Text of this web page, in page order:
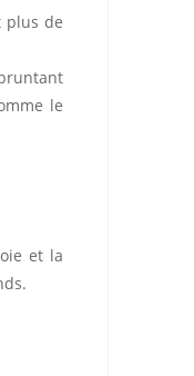
plus de
le
et la